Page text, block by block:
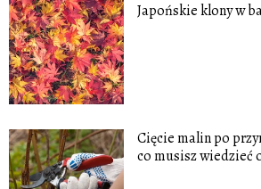
Japońskie klony w
Cięcie malin po
co musisz wiedzieć